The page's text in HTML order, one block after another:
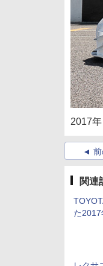
2017
関連
た